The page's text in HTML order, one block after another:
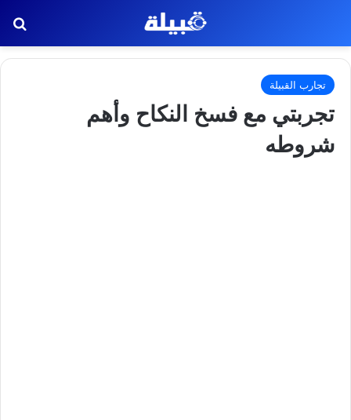
تجارب القبيلة
تجربتي مع فسخ النكاح وأهم
شروطه